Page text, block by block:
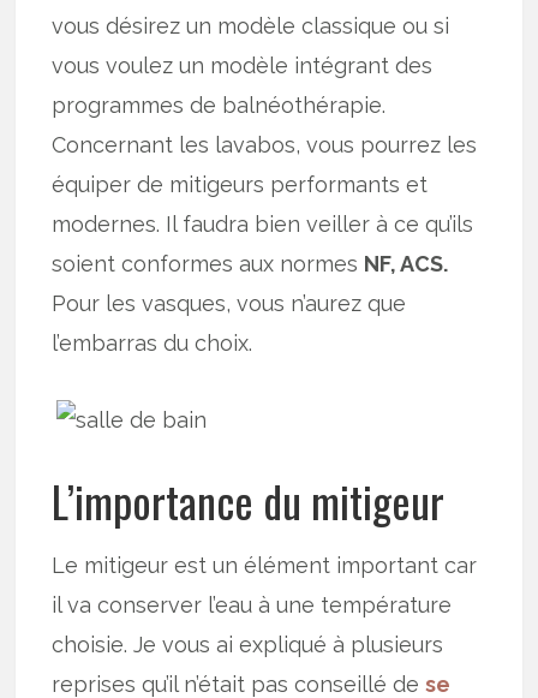
vous désirez un modèle classique ou si
vous voulez un modèle intégrant des
programmes de balnéothérapie.
Concernant les lavabos, vous pourrez les
équiper de mitigeurs performants et
modernes. Il faudra bien veiller à ce qu’ils
soient conformes aux normes NF, ACS.
Pour les vasques, vous n’aurez que
l’embarras du choix.
L’importance du mitigeur
Le mitigeur est un élément important car
il va conserver l’eau à une température
choisie. Je vous ai expliqué à plusieurs
reprises qu’il n’était pas conseillé dese